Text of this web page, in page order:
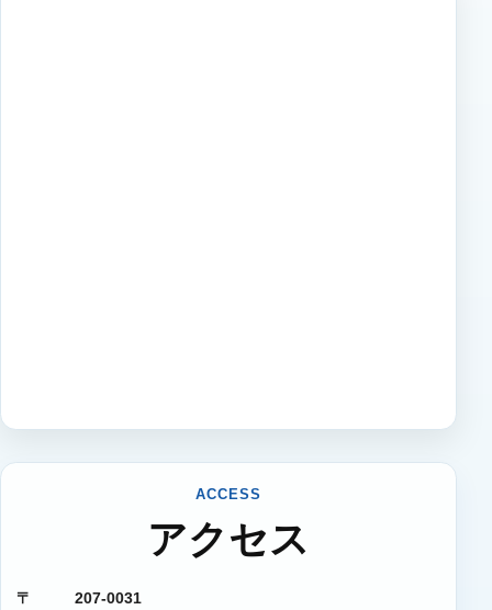
ACCESS
アクセス
〒 207-0031